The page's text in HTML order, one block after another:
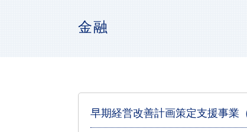
金融
早期経営改善計画策定支援事業